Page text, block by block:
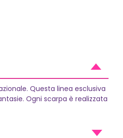
Questa linea esclusiva
Ogni scarpa è realizzata